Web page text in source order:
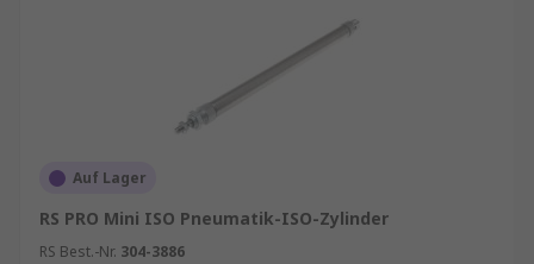
Auf Lager
RS PRO Mini ISO Pneumatik-ISO-Zylinder
RS Best.-Nr. 304-3886